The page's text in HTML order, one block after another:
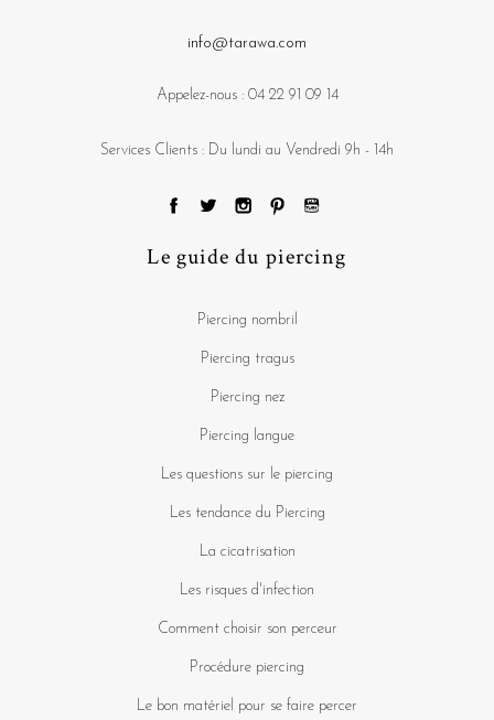
info@tarawa.com
Appelez-nous : 04 22 91 09 14
Services Clients : Du lundi au Vendredi 9h - 14h
Le guide du piercing
Piercing nombril
Piercing tragus
Piercing nez
Piercing langue
Les questions sur le piercing
Les tendance du Piercing
La cicatrisation
Les risques d'infection
Comment choisir son perceur
Procédure piercing
Le bon matériel pour se faire percer